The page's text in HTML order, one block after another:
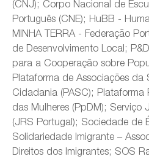
(CNJ); Corpo Nacional de
Português (CNE); HuBB -
MINHA TERRA - Federação
de Desenvolvimento Local;
para a Cooperação sobre
Plataforma de Associações
Cidadania (PASC); Plataforma
das Mulheres (PpDM); Serviço
(JRS Portugal); Sociedade de
Solidariedade Imigrante –
Direitos dos Imigrantes; SOS